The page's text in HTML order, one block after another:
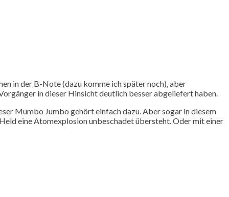
in der B-Note (dazu komme ich später noch), aber
in dieser Hinsicht deutlich besser abgeliefert haben.
Mumbo Jumbo gehört einfach dazu. Aber sogar in diesem
eine Atomexplosion unbeschadet übersteht. Oder mit einer